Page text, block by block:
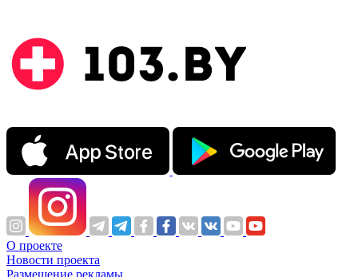
О проекте
Новости проекта
Размещение рекламы